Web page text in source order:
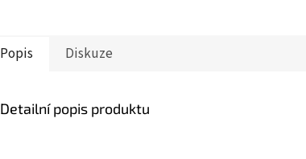
Popis Diskuze
Detailní popis produktu